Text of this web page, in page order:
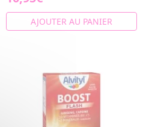
AJOUTER AU PANIER